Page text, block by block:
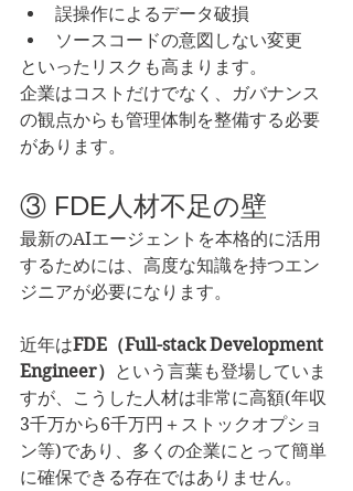
誤操作によるデータ破損
ソースコードの意図しない変更
といったリスクも高まります。
企業はコストだけでなく、ガバナンス
の観点からも管理体制を整備する必要
があります。
③ FDE人材不足の壁
最新のAIエージェントを本格的に活用
するためには、高度な知識を持つエン
ジニアが必要になります。
近年はFDE（Full-stack Development
Engineer） という言葉も登場していま
すが、こうした人材は非常に高額(年収
3千万から6千万円＋ストックオプショ
ン等)であり、多くの企業にとって簡単
に確保できる存在ではありません。